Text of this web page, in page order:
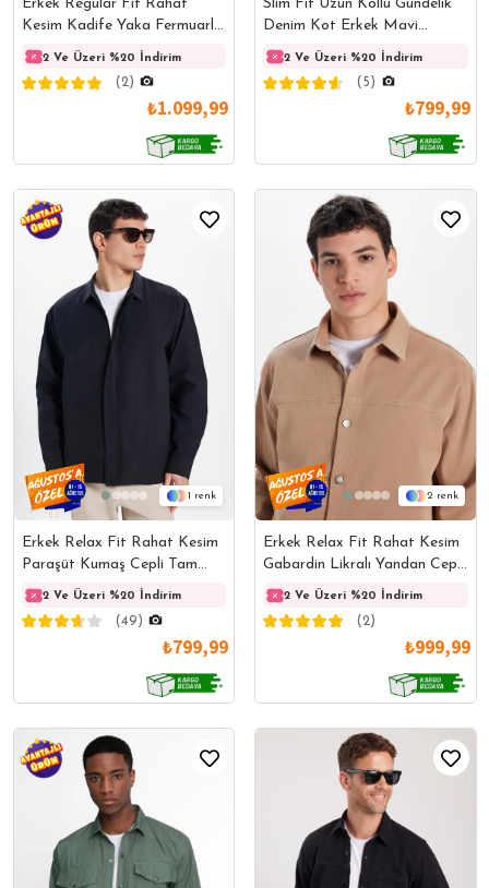
Erkek Regular Fit Rahat
Kesim Kadife Yaka Fermuarlı
Denim Siyah Ceket Gömlek
2 Ve Üzeri %20 İndirim 2 Ve Üzeri %20 İndirim
(2)
₺1.099,99
Slim Fit Uzun Kollu Gündelik
Denim Kot Erkek Mavi
Gömlek
2 Ve Üzeri %20 İndirim
(5)
₺799,99
1
Erkek Relax Fit Rahat Kesim
Paraşüt Kumaş Cepli Tam
Fermuarlı Apaş Yaka Siyah
Mont Gömlek
2 Ve Üzeri %20 İndirim 2 Ve Üzeri %20 İndirim
(49)
₺799,99
2
Erkek Relax Fit Rahat Kesim
Gabardin Likralı Yandan Cepli
Taş Ceket Gömlek
2 Ve Üzeri %20 İndirim
(2)
₺999,99